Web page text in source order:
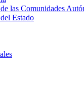
las Comunidades
Estado